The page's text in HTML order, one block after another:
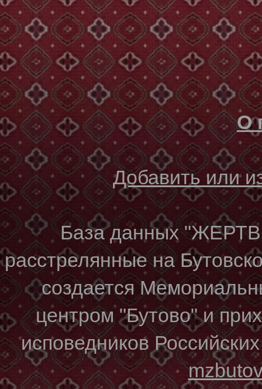
О
Добавить или
База данных
расстрелянные на
создается
центром "Бутово" и
исповедников